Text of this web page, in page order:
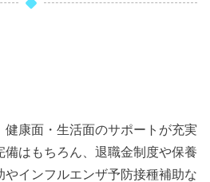
康面・生活面のサポートが充実
備はもちろん、退職金制度や保養
やインフルエンザ予防接種補助な